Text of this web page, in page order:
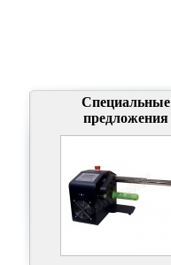
Специальные
предложения